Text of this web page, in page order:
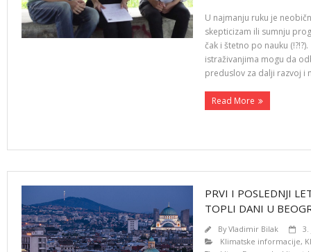
U najmanju ruku je
skepticizam ili sumnju
čak i štetno po nauku
istraživanjima mogu da
preduslov za dalji razvoj i
Read More
PRVI I POSLEDNJI
TOPLI DANI U
ByVladimir Bilak
3.
Klimatske informacije,